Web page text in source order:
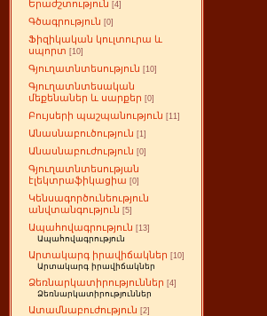
Երաժշտություն [4]
Գծագրություն [0]
Ֆիզիկական կուլտուրա և
սպորտ [10]
Գյուղատնտեսություն [10]
Գյուղատնտեսական
մեքենաներ և սարքեր [0]
Բույսերի պաշպանություն [11]
Անասնաբուծություն [1]
Անասնաբուժություն [0]
Գյուղատնտեսության
էլեկտրաֆիկացիա [0]
Կենսագործունեություն
անվտանգություն [5]
Ապահովագրություն [13]
Ապահովագրություն
Արտակարգ իրավիճակներ [10]
Արտակարգ իրավիճակներ
Ձեռնարկատիրություններ [4]
Ձեռնարկատիրություններ
Ատամնաբուժություն [2]